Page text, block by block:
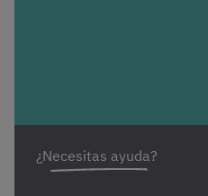
¿Necesitas ayuda?